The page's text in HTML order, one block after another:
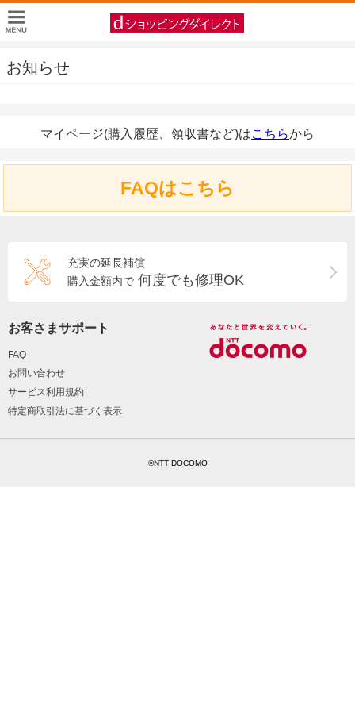
お知らせ
マイページ(購入履歴、領収書など)はこちらから
FAQはこちら
充実の延長補償
購入金額内で 何度でも修理OK
お客さまサポート
FAQ
お問い合わせ
サービス利用規約
特定商取引法に基づく表示
©NTT DOCOMO